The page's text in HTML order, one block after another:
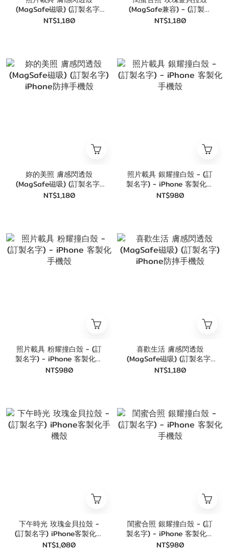
(MagSafe磁吸) (訂製名字)
iPhone防摔手機殼
NT$1,180
(MagSafe兼容) - (訂製名
字) iPhone客製化手機殼
NT$1,180
妳的美照 膚感閃透殼
(MagSafe磁吸) (訂製名字)
iPhone防摔手機殼
NT$1,180
照片載具 銀耀撞白殼 - (訂
製名字) - iPhone 客製化手
機殼
NT$980
照片載具 粉耀撞白殼 - (訂
製名字) - iPhone 客製化手
機殼
NT$980
喜歡生活 膚感閃透殼
(MagSafe磁吸) (訂製名字)
iPhone防摔手機殼
NT$1,180
下午時光 玫瑰金貝拉殼 -
(訂製名字) iPhone客製化手
機殼
NT$1,080
閨蜜合照 銀耀撞白殼 - (訂
製名字) - iPhone 客製化手
機殼
NT$980